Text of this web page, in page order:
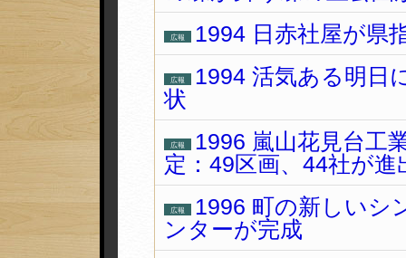
広報 1994 日赤社屋が県
広報
1994 活気ある明日
状
広報
1996 嵐山花見台工
定：49区画、44社が進
広報
1996 町の新しいシ
ンターが完成